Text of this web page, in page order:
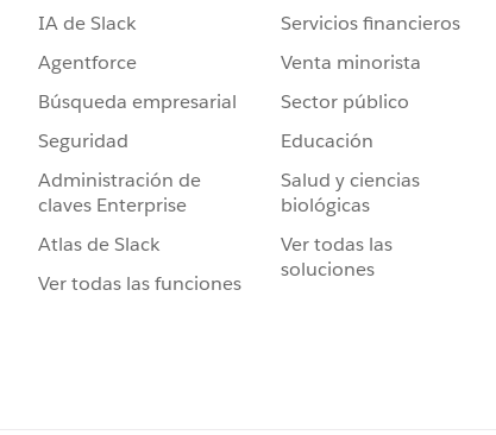
IA de Slack
Agentforce
Búsqueda empresarial
Seguridad
Administración de
claves Enterprise
Atlas de Slack
Ver todas las funciones
Servicios financieros
Venta minorista
Sector público
Educación
Salud y ciencias
biológicas
Ver todas las
soluciones